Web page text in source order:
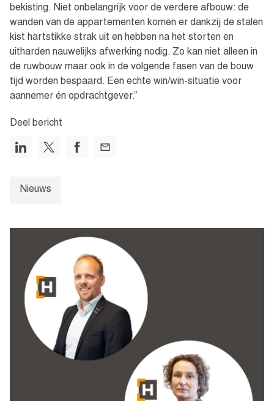
bekisting. Niet onbelangrijk voor de verdere afbouw: de
wanden van de appartementen komen er dankzij de stalen
kist hartstikke strak uit en hebben na het storten en
uitharden nauwelijks afwerking nodig. Zo kan niet alleen in
de ruwbouw maar ook in de volgende fasen van de bouw
tijd worden bespaard. Een echte win/win-situatie voor
aannemer én opdrachtgever.”
Deel bericht
Nieuws